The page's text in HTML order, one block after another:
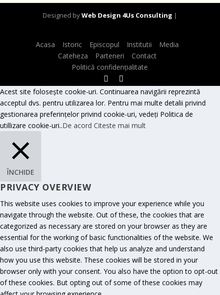
Designed byWeb Design 4Us Consulting |
Acasa Istoric Episcopul Institutii
Media
Cateheza
Parteneri
Contact
Politică confidențialitate
Acest site folosește cookie-uri. Continuarea navigării reprezintă
acceptul dvs. pentru utilizarea lor. Pentru mai multe detalii privind
gestionarea preferințelor privind cookie-uri, vedeți Politica de
utillizare cookie-uri..De acord Citeste mai mult
ÎNCHIDE
PRIVACY OVERVIEW
This website uses cookies to improve your experience while you
navigate through the website. Out of these, the cookies that are
categorized as necessary are stored on your browser as they are
essential for the working of basic functionalities of the website. We
also use third-party cookies that help us analyze and understand
how you use this website. These cookies will be stored in your
browser only with your consent. You also have the option to opt-out
of these cookies. But opting out of some of these cookies may